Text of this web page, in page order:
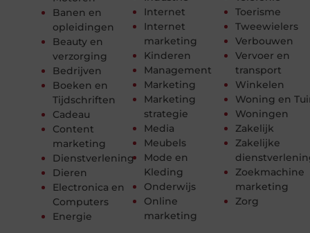
Banen en
opleidingen
Beauty en
verzorging
Bedrijven
Boeken en
Tijdschriften
Cadeau
Content
marketing
Dienstverlening
Dieren
Electronica en
Computers
Energie
Internet
Internet
marketing
Kinderen
Management
Marketing
Marketing
strategie
Media
Meubels
Mode en
Kleding
Onderwijs
Online
marketing
Toerisme
Tweewielers
Verbouwen
Vervoer en
transport
Winkelen
Woning en
Woningen
Zakelijk
Zakelijke
Zoekmachine
marketing
Zorg